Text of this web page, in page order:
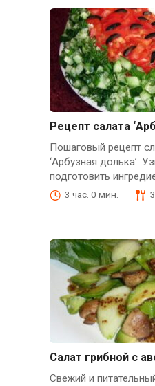
Рецепт салата
Пошаговый рецепт
‘Арбузная долька’.
подготовить
3 час. 0 мин. 3
Салат грибной с
Свежий и